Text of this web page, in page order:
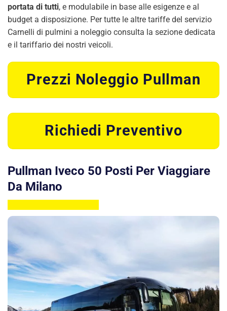
portata di tutti, e modulabile in base alle esigenze e al
budget a disposizione. Per tutte le altre tariffe del servizio
Carnelli di pulmini a noleggio consulta la sezione dedicata
e il tariffario dei nostri veicoli.
Prezzi Noleggio Pullman
Richiedi Preventivo
Pullman Iveco 50 Posti Per Viaggiare
Da Milano